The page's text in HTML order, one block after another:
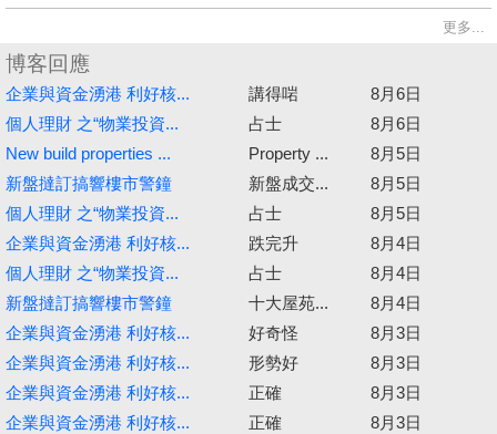
更多...
博客回應
企業與資金湧港 利好核... 講得啱
8月6日
個人理財 之“物業投資...
占士
8月6日
New build properties ...
Property ...
8月5日
新盤撻訂搞響樓市警鐘
新盤成交...
8月5日
個人理財 之“物業投資...
占士
8月5日
企業與資金湧港 利好核...
跌完升
8月4日
個人理財 之“物業投資...
占士
8月4日
新盤撻訂搞響樓市警鐘
十大屋苑...
8月4日
企業與資金湧港 利好核...
好奇怪
8月3日
企業與資金湧港 利好核...
形勢好
8月3日
企業與資金湧港 利好核...
正確
8月3日
企業與資金湧港 利好核...
正確
8月3日